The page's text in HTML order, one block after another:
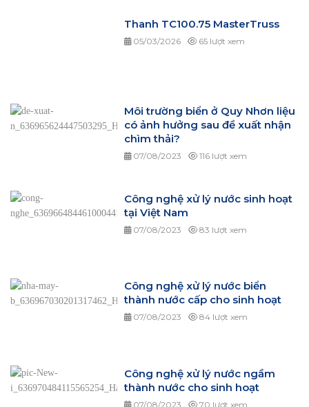
Thanh TC100.75 MasterTruss
05/03/2026 65 lượt xem
Môi trường biển ở Quy Nhơn liệu
có ảnh hưởng sau đề xuất nhận
chìm thải?
07/08/2023 116 lượt xem
Công nghệ xử lý nước sinh hoạt
tại Việt Nam
07/08/2023 83 lượt xem
Công nghệ xử lý nước biển
thành nước cấp cho sinh hoạt
07/08/2023 84 lượt xem
Công nghệ xử lý nước ngầm
thành nước cho sinh hoạt
07/08/2023 70 lượt xem